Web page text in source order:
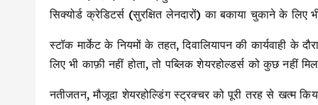
सिक्योर्ड क्रेडिटर्स (सुरक्षित लेनदारों) का बकाया चुकाने के लिए
स्टॉक मार्केट के नियमों के तहत, दिवालियापन की कार्यवाही
लिए भी काफ़ी नहीं होता, तो पब्लिक शेयरहोल्डर्स को कुछ नहीं
नतीजतन, मौजूदा शेयरहोल्डिंग स्ट्रक्चर को पूरी तरह से खत्म